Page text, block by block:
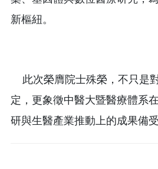
新樞紐。
此次榮膺院士殊榮，不只是
定，更象徵中醫大暨醫療體系
研與生醫產業推動上的成果備受